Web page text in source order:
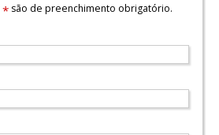
*são de preenchimento obrigatório.